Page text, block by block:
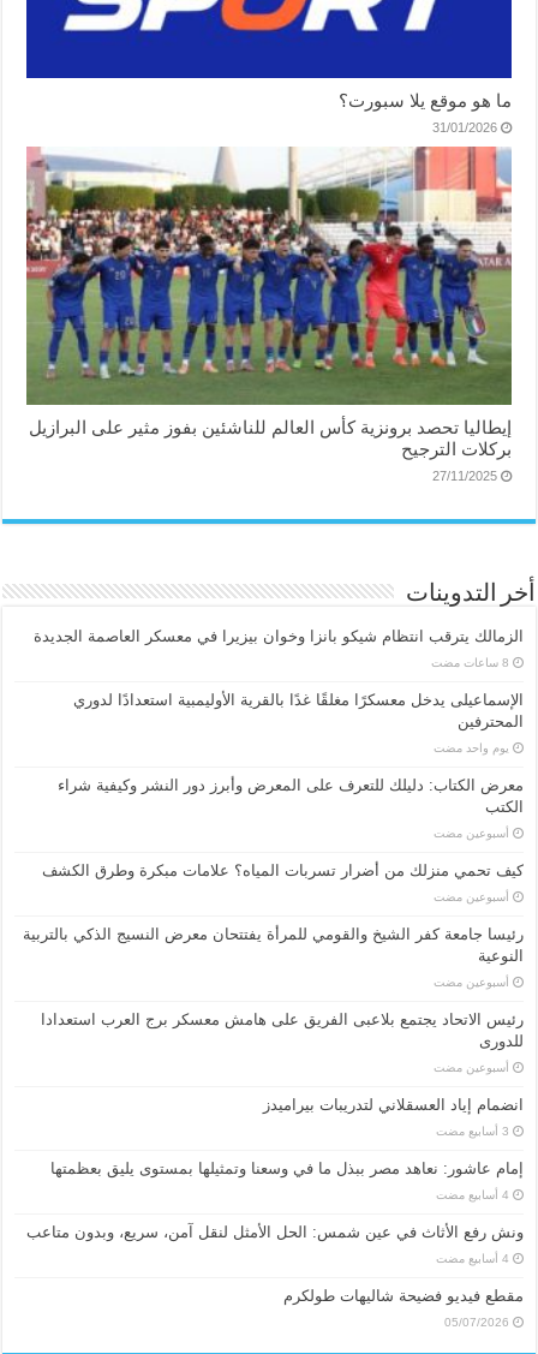
ما هو موقع يلا سبورت؟
31/01/2026
إيطاليا تحصد برونزية كأس العالم للناشئين بفوز مثير على البرازيل
بركلات الترجيح
27/11/2025
أخر التدوينات
الزمالك يترقب انتظام شيكو بانزا وخوان بيزيرا في معسكر العاصمة الجديدة
الإسماعیلی یدخل معسكرًا مغلقًا غدًا بالقرية الأوليمبية استعدادًا لدوري
المحترفين
‏يوم واحد مضت
معرض الكتاب: دليلك للتعرف على المعرض وأبرز دور النشر وكيفية شراء
الكتب
‏أسبوعين مضت
كيف تحمي منزلك من أضرار تسربات المياه؟ علامات مبكرة وطرق الكشف
‏أسبوعين مضت
رئيسا جامعة كفر الشيخ والقومي للمرأة يفتتحان معرض النسيج الذكي بالتربية
النوعية
‏أسبوعين مضت
رئيس الاتحاد يجتمع بلاعبى الفريق على هامش معسكر برج العرب استعدادا
للدورى
‏أسبوعين مضت
انضمام إياد العسقلاني لتدريبات بيراميدز
إمام عاشور: نعاهد مصر ببذل ما في وسعنا وتمثيلها بمستوى يليق بعظمتها
ونش رفع الأثاث في عين شمس: الحل الأمثل لنقل آمن، سريع، وبدون متاعب
مقطع فيديو فضيحة شاليهات طولكرم
05/07/2026